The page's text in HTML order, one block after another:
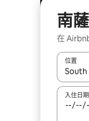
南
在
位置
如有搜
入住日期